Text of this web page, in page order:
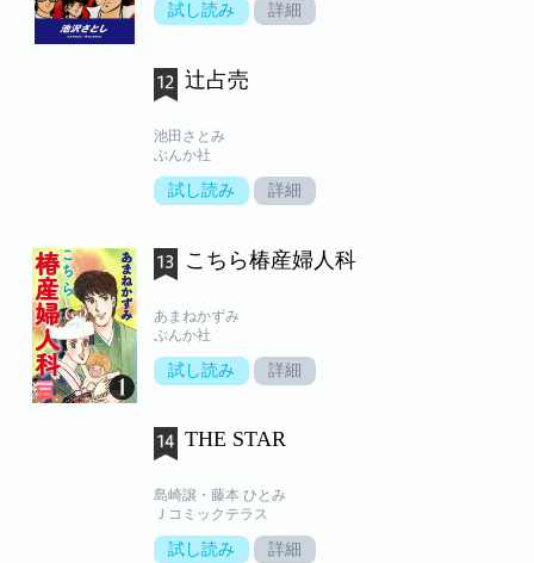
試し読み 詳細
辻占売
池田さとみ
ぶんか社
試し読み 詳細
こちら椿産婦人科
あまねかずみ
ぶんか社
試し読み 詳細
THE STAR
島崎譲・藤本 ひとみ
Ｊコミックテラス
試し読み 詳細